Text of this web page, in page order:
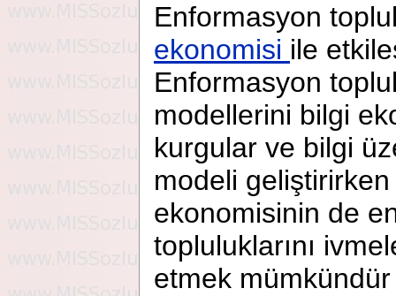
Enformasyon
ekonomisi ile
Enformasyon
modellerini bilgi
kurgular ve bilgi
modeli
ekonomisinin de
topluluklarını
etmek